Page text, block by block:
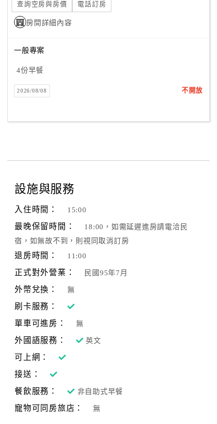
查詢空房與房價 電話訂房
房間詳細內容
一般專案
4份早餐
2026/08/08 不開放
設施與服務
入住時間： 15:00
最晚保留時間：
18:00，如需延遲進房請電洽民
宿，如無故不到，則視同取消訂房
退房時間： 11:00
正式對外營業： 民國95年7月
外幣兌換： 無
刷卡服務：
單車可進房：
無
外國語服務： 英文
可上網：
接送：
餐飲服務：
非自助式早餐
寵物可同房旅店： 無